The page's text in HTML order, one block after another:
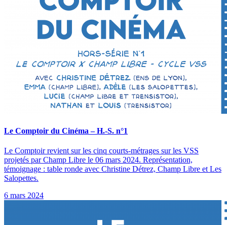
Le Comptoir du Cinéma – H.-S. n°1
Le Comptoir revient sur les cinq courts-métrages sur les VSS
projetés par Champ Libre le 06 mars 2024. Représentation,
témoignage : table ronde avec Christine Détrez, Champ Libre et Les
Salopettes.
6 mars 2024